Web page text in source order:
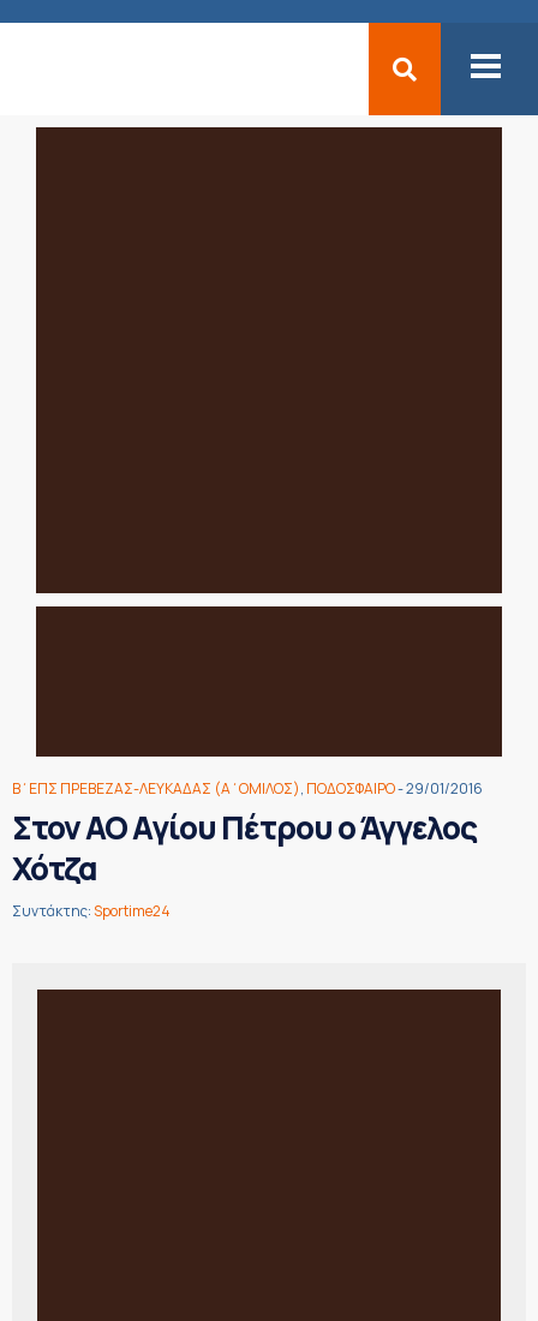
Β΄ΕΠΣ ΠΡΕΒΕΖΑΣ-ΛΕΥΚΑΔΑΣ (Α΄ΟΜΙΛΟΣ), ΠΟΔΟΣΦΑΙΡΟ- 29/01/2016
Στον ΑΟ Αγίου Πέτρου ο Άγγελος
Χότζα
Συντάκτης:Sportime24